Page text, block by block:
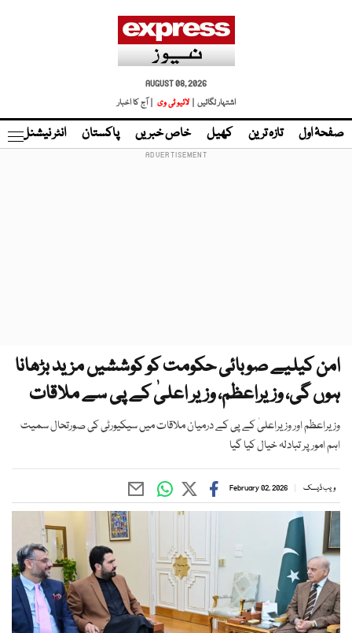
AUGUST 08, 2026
اشتہار لگائیں |
لائیو ٹی وی | آج کا اخبار
صفحۂ اول تازہ ترین کھیل خاص خبریں پاکستان انٹر نیشنل
امن کیلیے صوبائی حکومت کو کوششیں مزید بڑھانا
ہوں گی، وزیراعظم، وزیر اعلیٰ کے پی سے ملاقات
وزیراعظم اور وزیراعلیٰ کے پی کے درمیان ملاقات میں سیکیورٹی کی صورتحال سمیت
اہم امور پر تبادلہ خیال کیا گیا
ویب ڈیسک February 02, 2026